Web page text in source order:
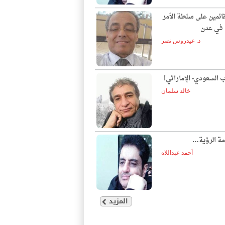
على سلطة الأمر
في عدن
د. عيدروس نصر
السعودي- الإماراتي!
خالد سلمان
الرؤية…
أحمد عبداللاه
المزيد